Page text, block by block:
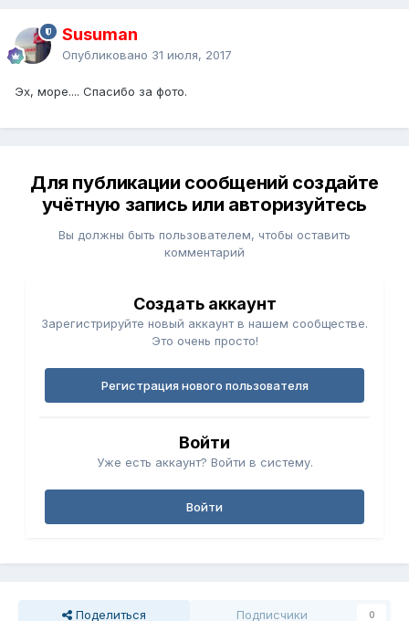
Susuman
Опубликовано 31 июля, 2017
Эх, море.... Спасибо за фото.
Для публикации сообщений создайте
учётную запись или авторизуйтесь
Вы должны быть пользователем, чтобы оставить
комментарий
Создать аккаунт
Зарегистрируйте новый аккаунт в нашем сообществе.
Это очень просто!
Регистрация нового пользователя
Войти
Уже есть аккаунт? Войти в систему.
Войти
Поделиться Подписчики 0